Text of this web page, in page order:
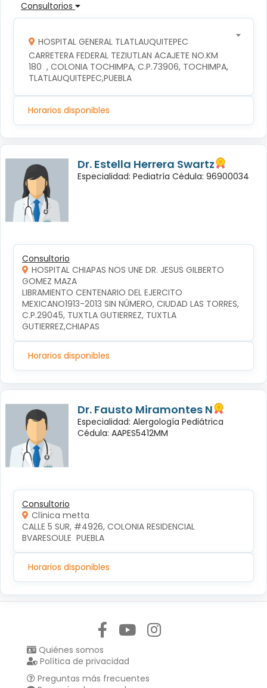
Consultorios
HOSPITAL GENERAL TLATLAUQUITEPEC
CARRETERA FEDERAL TEZIUTLAN ACAJETE NO.KM
180  , COLONIA TOCHIMPA, C.P.73906, TOCHIMPA,
TLATLAUQUITEPEC,PUEBLA
Horarios disponibles
Dr. Estella Herrera Swartz
Especialidad: Pediatría Cédula: 96900034
Consultorio
HOSPITAL CHIAPAS NOS UNE DR. JESUS GILBERTO
GOMEZ MAZA
LIBRAMIENTO CENTENARIO DEL EJERCITO
MEXICANO1913-2013 SIN NÚMERO, CIUDAD LAS TORRES,
C.P.29045, TUXTLA GUTIERREZ, TUXTLA
GUTIERREZ,CHIAPAS
Horarios disponibles
Dr. Fausto Miramontes N
Especialidad: Alergología Pediátrica
Cédula: AAPES5412MM
Consultorio
Clínica metta
CALLE 5 SUR, #4926, COLONIA RESIDENCIAL
BVARESOULE  PUEBLA
Horarios disponibles
Quiénes somos
Política de privacidad
Preguntas más frecuentes